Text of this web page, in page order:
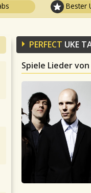
Bester
PERFECT UKE
Spiele Lieder